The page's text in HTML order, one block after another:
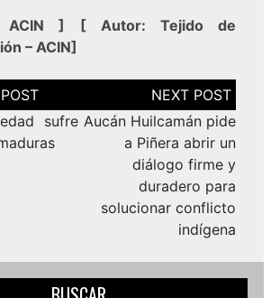
ACIN ] [ Autor: Tejido de
– ACIN]
sufre Aucán Huilcamán pide
a Piñera abrir un
diálogo firme y
duradero para
solucionar conflicto
indígena